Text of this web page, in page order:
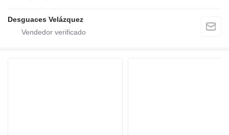
Desguaces Velázquez